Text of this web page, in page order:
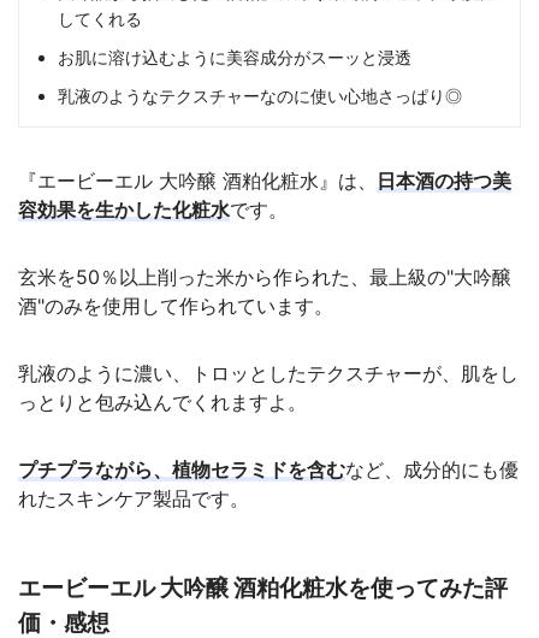
してくれる
お肌に溶け込むように美容成分がスーッと浸透
乳液のようなテクスチャーなのに使い心地さっぱり◎
『エービーエル 大吟醸 酒粕化粧水』は、 日本酒の持つ美
容効果を生かした化粧水です。
玄米を50％以上削った米から作られた、最上級の"大吟醸
酒"のみを使用して作られています。
乳液のように濃い、トロッとしたテクスチャーが、肌をし
っとりと包み込んでくれますよ。
プチプラながら、植物セラミドを含むなど、成分的にも優
れたスキンケア製品です。
エービーエル 大吟醸 酒粕化粧水を使ってみた評
価・感想